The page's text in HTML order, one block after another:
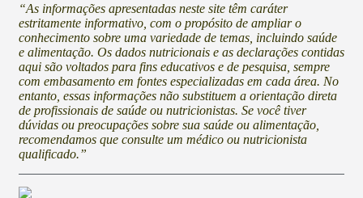
“As informações apresentadas neste site têm caráter
estritamente informativo, com o propósito de ampliar o
conhecimento sobre uma variedade de temas, incluindo saúde
e alimentação. Os dados nutricionais e as declarações contidas
aqui são voltados para fins educativos e de pesquisa, sempre
com embasamento em fontes especializadas em cada área. No
entanto, essas informações não substituem a orientação direta
de profissionais de saúde ou nutricionistas. Se você tiver
dúvidas ou preocupações sobre sua saúde ou alimentação,
recomendamos que consulte um médico ou nutricionista
qualificado.”